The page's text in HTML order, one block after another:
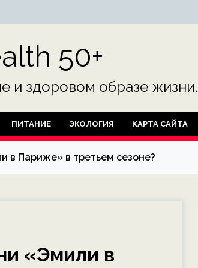
50+
и здоровом образе жизни.
ПИТАНИЕ ЭКОЛОГИЯ КАРТА САЙТА
в Париже» в третьем сезоне?
«Эмили в